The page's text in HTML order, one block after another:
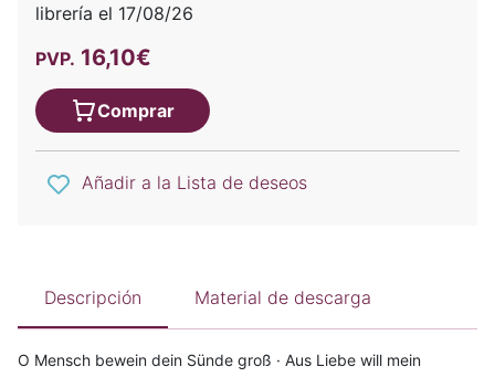
librería el 17/08/26
PVP. 16,10€
Comprar
Añadir a la Lista de deseos
Descripción Material de descarga
O Mensch bewein dein Sünde groß · Aus Liebe will mein